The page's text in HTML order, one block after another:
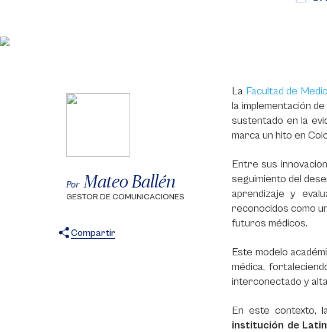
Por Mateo Ballén
GESTOR DE COMUNICACIONES
Compartir
La Facultad de
la implementación de
sustentado en la
marca un hito en
Entre sus
seguimiento del
aprendizaje y
reconocidos como
futuros médicos.
Este modelo
médica,
interconectado y
En este contexto,
institución de